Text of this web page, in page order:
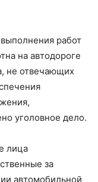
работ
на автодороге
не отвечающих
уголовное дело.
лица
за
автомобильной